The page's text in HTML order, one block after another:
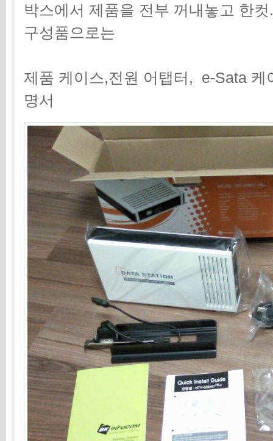
박스에서 제품을 전부 꺼내놓고 한컷.
구성품으로는
제품 케이스,전원 어탭터, e-Sata
명서